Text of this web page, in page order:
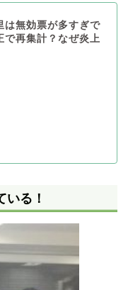
は無効票が多すぎで
で再集計？なぜ炎上
る！